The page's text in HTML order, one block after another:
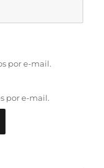
por e-mail.
por e-mail.